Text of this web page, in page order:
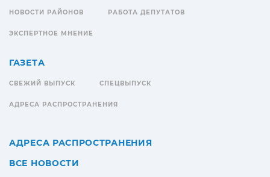
НОВОСТИ РАЙОНОВ РАБОТА ДЕПУТАТОВ
ЭКСПЕРТНОЕ МНЕНИЕ
ГАЗЕТА
СВЕЖИЙ ВЫПУСК СПЕЦВЫПУСК
АДРЕСА РАСПРОСТРАНЕНИЯ
АДРЕСА РАСПРОСТРАНЕНИЯ
ВСЕ НОВОСТИ